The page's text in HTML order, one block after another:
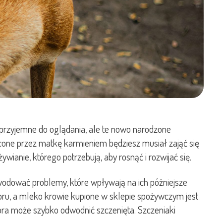
do oglądania, ale te nowo narodzone
przez matkę karmieniem będziesz musiał zająć się
którego potrzebują, aby rosnąć i rozwijać się.
problemy, które wpływają na ich późniejsze
a mleko krowie kupione w sklepie spożywczym jest
może szybko odwodnić szczenięta. Szczeniaki